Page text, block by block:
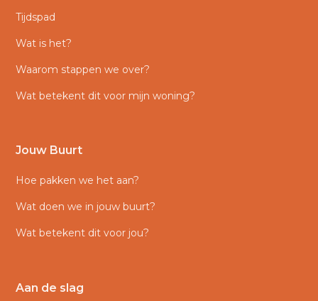
Tijdspad
Wat is het?
Waarom stappen we over?
Wat betekent dit voor mijn woning?
Jouw Buurt
Hoe pakken we het aan?
Wat doen we in jouw buurt?
Wat betekent dit voor jou?
Aan de slag